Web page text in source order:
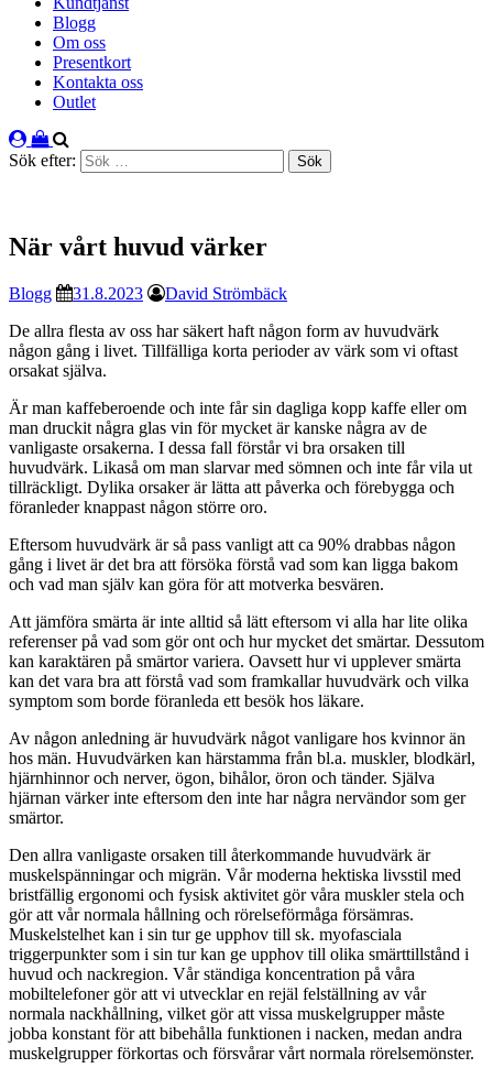
Blogg
Om oss
Presentkort
Kontakta oss
Outlet
Sök efter:
När vårt huvud värker
Blogg 31.8.2023
David Strömbäck
De allra flesta av oss har säkert haft någon form av huvudvärk
någon gång i livet. Tillfälliga korta perioder av värk som vi oftast
orsakat själva.
Är man kaffeberoende och inte får sin dagliga kopp kaffe eller om
man druckit några glas vin för mycket är kanske några av de
vanligaste orsakerna. I dessa fall förstår vi bra orsaken till
huvudvärk. Likaså om man slarvar med sömnen och inte får vila ut
tillräckligt. Dylika orsaker är lätta att påverka och förebygga och
föranleder knappast någon större oro.
Eftersom huvudvärk är så pass vanligt att ca 90% drabbas någon
gång i livet är det bra att försöka förstå vad som kan ligga bakom
och vad man själv kan göra för att motverka besvären.
Att jämföra smärta är inte alltid så lätt eftersom vi alla har lite olika
referenser på vad som gör ont och hur mycket det smärtar. Dessutom
kan karaktären på smärtor variera. Oavsett hur vi upplever smärta
kan det vara bra att förstå vad som framkallar huvudvärk och vilka
symptom som borde föranleda ett besök hos läkare.
Av någon anledning är huvudvärk något vanligare hos kvinnor än
hos män. Huvudvärken kan härstamma från bl.a. muskler, blodkärl,
hjärnhinnor och nerver, ögon, bihålor, öron och tänder. Själva
hjärnan värker inte eftersom den inte har några nervändor som ger
smärtor.
Den allra vanligaste orsaken till återkommande huvudvärk är
muskelspänningar och migrän. Vår moderna hektiska livsstil med
bristfällig ergonomi och fysisk aktivitet gör våra muskler stela och
gör att vår normala hållning och rörelseförmåga försämras.
Muskelstelhet kan i sin tur ge upphov till sk. myofasciala
triggerpunkter som i sin tur kan ge upphov till olika smärttillstånd i
huvud och nackregion. Vår ständiga koncentration på våra
mobiltelefoner gör att vi utvecklar en rejäl felställning av vår
normala nackhållning, vilket gör att vissa muskelgrupper måste
jobba konstant för att bibehålla funktionen i nacken, medan andra
muskelgrupper förkortas och försvårar vårt normala rörelsemönster.